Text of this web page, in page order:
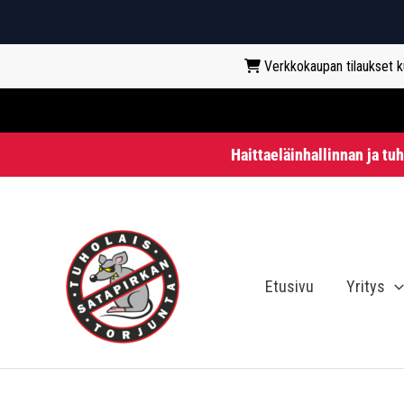
Verkkokaupan tilaukset
Haittaeläinhallinnan ja
Etusivu Yritys